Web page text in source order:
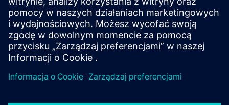
przez nich maszyn, co jest szczególnie przydatne w
produkcji komórkowej. Wykorzystuje ...
Dowiedz się więcej